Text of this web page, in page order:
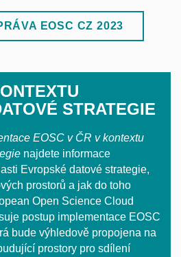
EOSC CZ 2023
STRATEGIE
EOSC v ČR v kontextu
najdete informace
Evropské datové strategie,
prostorů a jak do toho
Open Science Cloud
postup implementace EOSC
bude výhledově propojena na
prostory pro sdílení